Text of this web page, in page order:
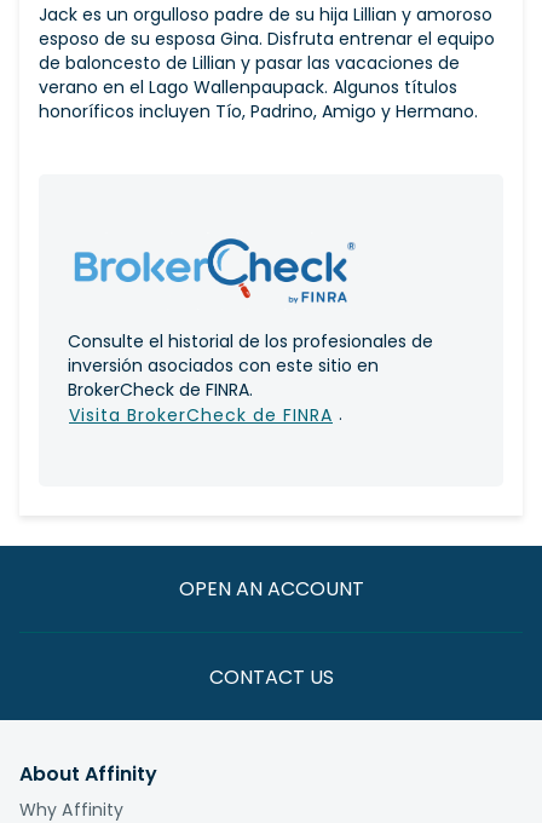
Jack es un orgulloso padre de su hija Lillian y amoroso
esposo de su esposa Gina. Disfruta entrenar el equipo
de baloncesto de Lillian y pasar las vacaciones de
verano en el Lago Wallenpaupack. Algunos títulos
honoríficos incluyen Tío, Padrino, Amigo y Hermano.
Consulte el historial de los profesionales de
inversión asociados con este sitio en
BrokerCheck de FINRA.
Visita BrokerCheck de FINRA .
OPEN AN ACCOUNT
CONTACT US
About Affinity
Why Affinity